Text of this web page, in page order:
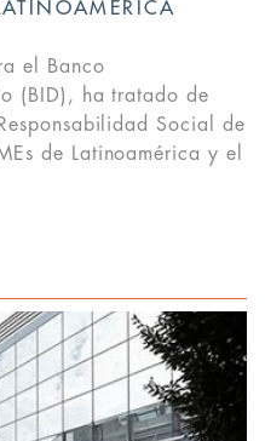
el Banco
(BID), ha tratado de
Social de
de Latinoamérica y el